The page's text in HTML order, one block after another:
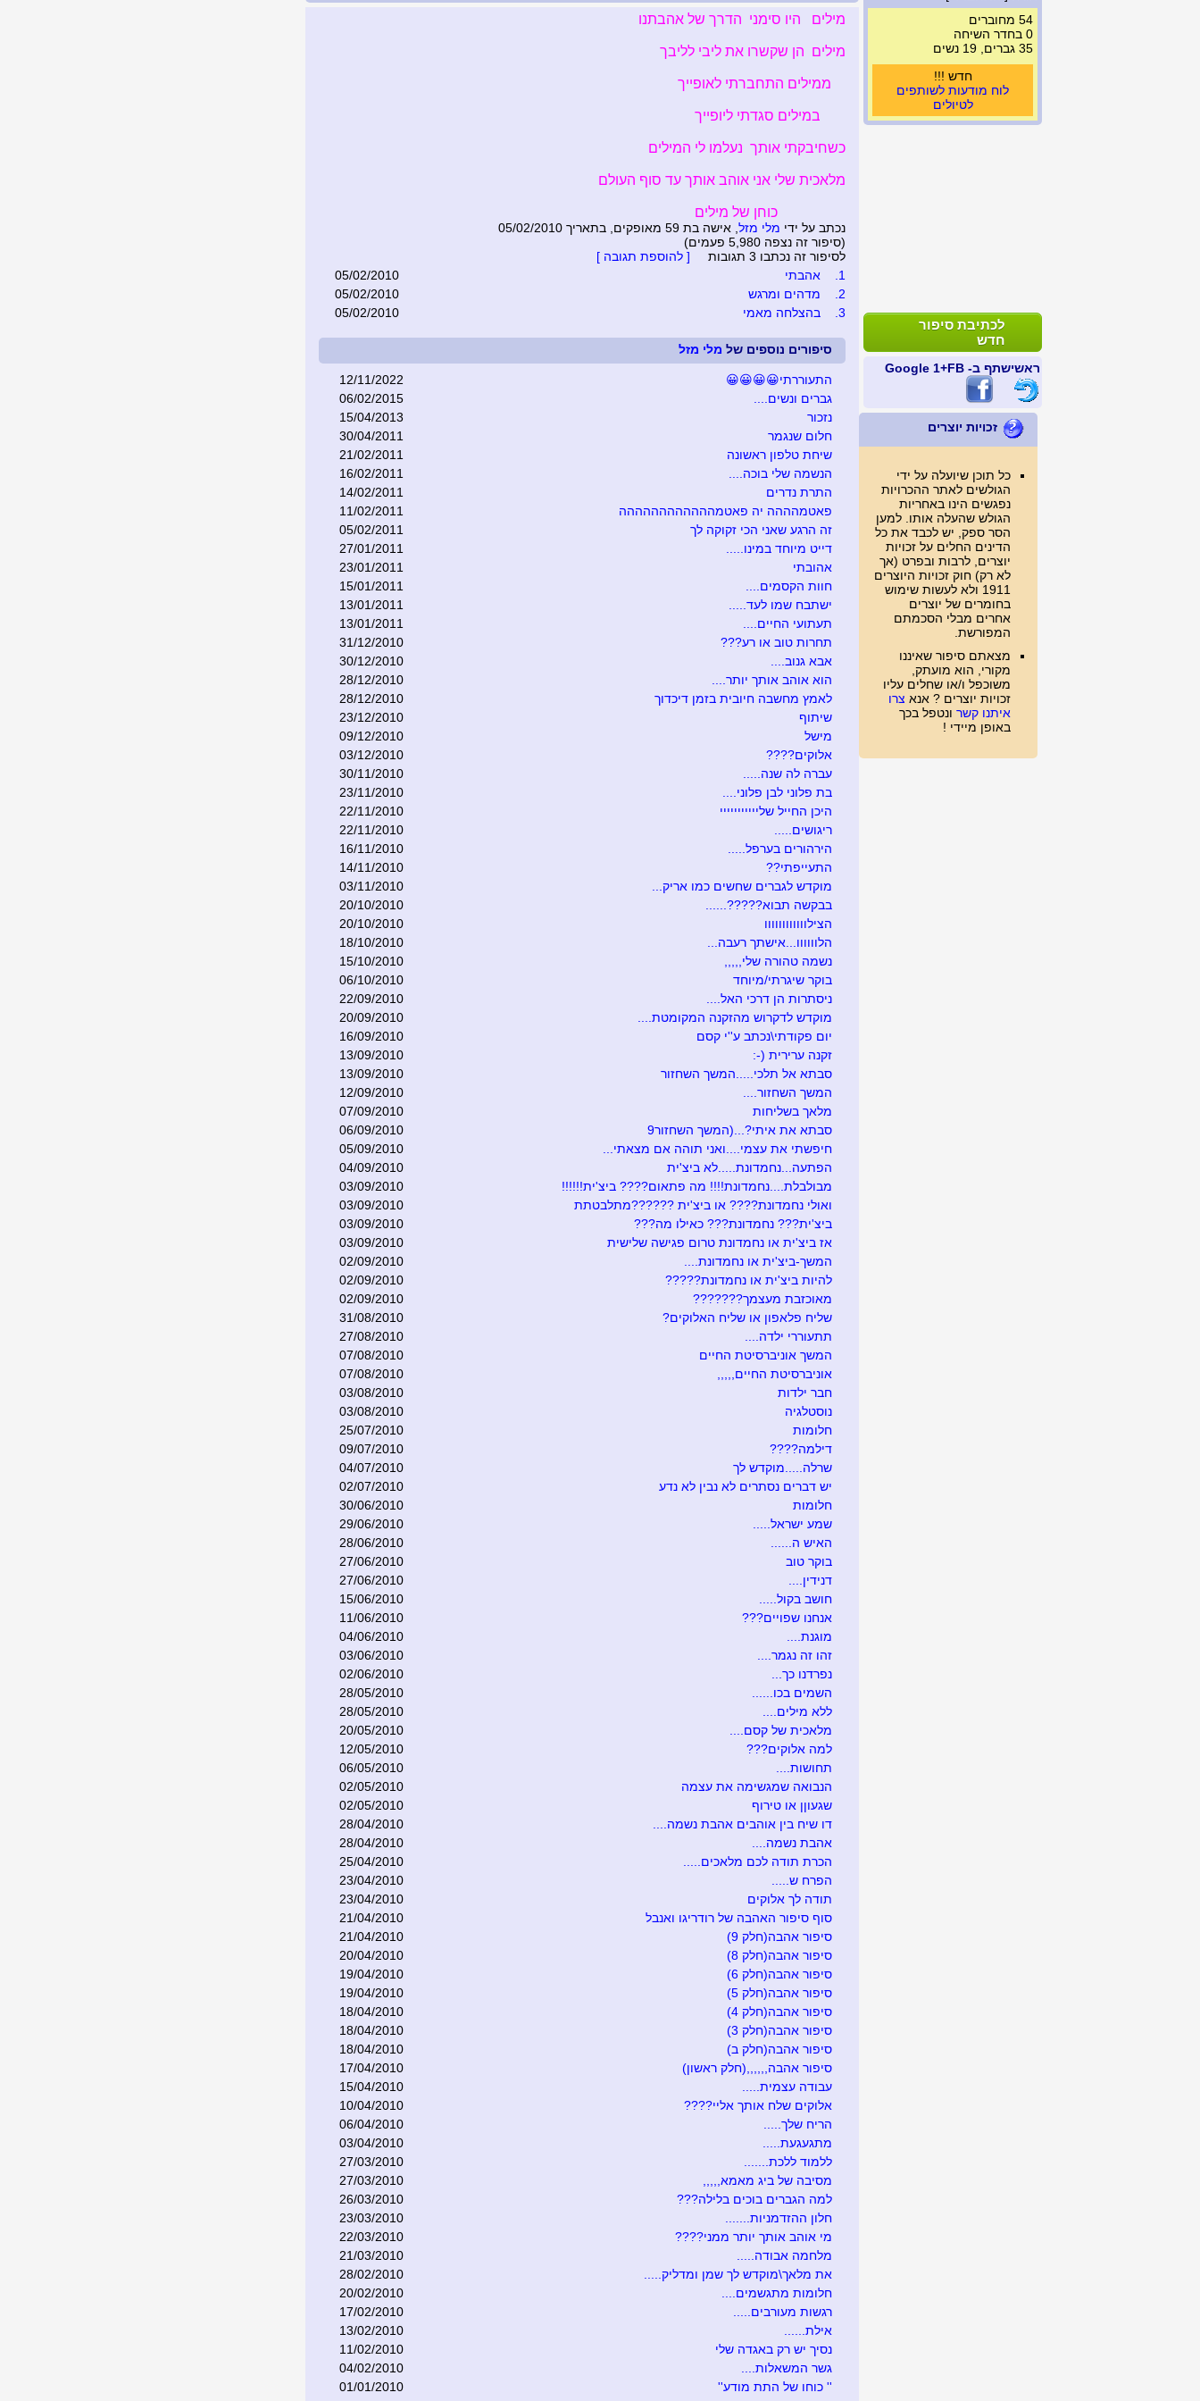
54 מחוברים
0 בחדר השיחה
35 גברים, 19 נשים
חדש !!!
לוח מודעות לשותפים
לטיולים
לכתיבת סיפור
חדש
ראשישתף ב- FB +1 Google
זכויות יוצרים
כל תוכן שיועלה על ידי
הגולשים לאתר ההכרויות
נפגשים הינו באחריות
הגולש שהעלה אותו. למען
הסר ספק, יש לכבד את כל
הדינים החלים על זכויות
יוצרים, לרבות ובפרט (אך
לא רק) חוק זכויות היוצרים
1911 ולא לעשות שימוש
בחומרים של יוצרים
אחרים מבלי הסכמתם
המפורשת.
מצאתם סיפור שאיננו
מקורי, הוא מועתק,
משוכפל ו/או שחלים עליו
זכויות יוצרים ? אנא צרו
איתנו קשר ונטפל בכך
באופן מיידי !
מילים היו סימני הדרך של אהבתנו
מילים הן שקשרו את ליבי לליבך
ממילים התחברתי לאופייך
במילים סגדתי ליופייך
כשחיבקתי אותך נעלמו לי המילים
מלאכית שלי אני אוהב אותך עד סוף העולם
כוחן של מילים
נכתב על ידי מלי מזל , אישה בת 59 מאופקים, בתאריך 05/02/2010
(סיפור זה נצפה 5,980 פעמים)
לסיפור זה נכתבו 3 תגובות
[ להוספת תגובה ]
1.
אהבתי
05/02/2010
2.
מדהים ומרגש
05/02/2010
3.
בהצלחה מאמי 05/02/2010
סיפורים נוספים של מלי מזל
התעוררתי😀😀😀😀
12/11/2022
גברים ונשים....
06/02/2015
נזכור
15/04/2013
חלום שנגמר
30/04/2011
שיחת טלפון ראשונה
21/02/2011
הנשמה שלי בוכה....
16/02/2011
התרת נדרים
14/02/2011
פאטמהההה יה פאטמהההההההההההה
11/02/2011
זה הרגע שאני הכי זקוקה לך
05/02/2011
דייט מיוחד במינו.....
27/01/2011
אהובתי
23/01/2011
חוות הקסמים....
15/01/2011
ישתבח שמו לעד.....
13/01/2011
תעתועי החיים....
13/01/2011
תחרות טוב או רע???
31/12/2010
אבא גנוב....
30/12/2010
הוא אוהב אותך יותר....
28/12/2010
לאמץ מחשבה חיובית בזמן דיכדוך
28/12/2010
שיתוף
23/12/2010
מישל
09/12/2010
אלוקים????
03/12/2010
עברה לה שנה.....
30/11/2010
בת פלוני לבן פלוני....
23/11/2010
היכן החייל שלייייייייייי
22/11/2010
ריגושים.....
22/11/2010
הירהורים בערפל.....
16/11/2010
התעייפתי??
14/11/2010
מוקדש לגברים שחשים כמו אריק...
03/11/2010
בבקשה תבוא?????......
20/10/2010
הצילוווווווווווו
20/10/2010
הלוווווו...אישתך רעבה...
18/10/2010
נשמה טהורה שלי,,,,,
15/10/2010
בוקר שיגרתי/מיוחד
06/10/2010
ניסתרות הן דרכי האל....
22/09/2010
מוקדש לדקרוש מהזקנה המקומטת....
20/09/2010
יום פקודתי\נכתב ע''י קסם
16/09/2010
זקנה ערירית (-:
13/09/2010
סבתא אל תלכי.....המשך השחזור
13/09/2010
המשך השחזור....
12/09/2010
מלאך בשליחות
07/09/2010
סבתא את איתי?...(המשך השחזור9
06/09/2010
חיפשתי את עצמי....ואני תוהה אם מצאתי...
05/09/2010
הפתעה...נחמדונת.....לא ביצ'ית
04/09/2010
מבולבלת....נחמדונת!!!! מה פתאום???? ביצ'ית!!!!!!
03/09/2010
ואולי נחמדונת???? או ביצ'ית ??????מתלבטתת
03/09/2010
ביצ'ית??? נחמדונת??? כאילו מה???
03/09/2010
אז ביצ'ית או נחמדונת טרום פגישה שלישית
03/09/2010
המשך-ביצ'ית או נחמדונת....
02/09/2010
להיות ביצ'ית או נחמדונת?????
02/09/2010
מאוכזבת מעצמך???????
02/09/2010
שליח פלאפון או שליח האלוקים?
31/08/2010
תתעוררי ילדה....
27/08/2010
המשך אוניברסיטת החיים
07/08/2010
אוניברסיטת החיים,,,,,
07/08/2010
חבר ילדות
03/08/2010
נוסטלגיה
03/08/2010
חלומות
25/07/2010
דילמה????
09/07/2010
שרלה.....מוקדש לך
04/07/2010
יש דברים נסתרים לא נבין לא נדע
02/07/2010
חלומות
30/06/2010
שמע ישראל.....
29/06/2010
האיש ה......
28/06/2010
בוקר טוב
27/06/2010
דנידין....
27/06/2010
חושב בקול.....
15/06/2010
אנחנו שפויים???
11/06/2010
מוגנת....
04/06/2010
זהו זה נגמר....
03/06/2010
נפרדנו כך...
02/06/2010
השמים בכו......
28/05/2010
ללא מילים....
28/05/2010
מלאכית של קסם....
20/05/2010
למה אלוקים???
12/05/2010
תחושות....
06/05/2010
הנבואה שמגשימה את עצמה
02/05/2010
שגעוןן או טירוף
02/05/2010
דו שיח בין אוהבים אהבת נשמה....
28/04/2010
אהבת נשמה....
28/04/2010
הכרת תודה לכם מלאכים.....
25/04/2010
הפרח ש.....
23/04/2010
תודה לך אלוקים
23/04/2010
סוף סיפור האהבה של רודריגו ואנבל
21/04/2010
סיפור אהבה(חלק 9)
21/04/2010
סיפור אהבה(חלק 8)
20/04/2010
סיפור אהבה(חלק 6)
19/04/2010
סיפור אהבה(חלק 5)
19/04/2010
סיפור אהבה(חלק 4)
18/04/2010
סיפור אהבה(חלק 3)
18/04/2010
סיפור אהבה(חלק ב)
18/04/2010
סיפור אהבה,,,,,,(חלק ראשון)
17/04/2010
עבודה עצמית.....
15/04/2010
אלוקים שלח אותך אליי????
10/04/2010
הריח שלך.....
06/04/2010
מתגעגעת.....
03/04/2010
ללמוד ללכת.......
27/03/2010
מסיבה של ביג מאמא,,,,,
27/03/2010
למה הגברים בוכים בלילה???
26/03/2010
חלון ההזדמניות.......
23/03/2010
מי אוהב אותך יותר ממני????
22/03/2010
מלחמה אבודה.....
21/03/2010
את מלאך\מוקדש לך שמן ומדליק.....
28/02/2010
חלומות מתגשמים....
20/02/2010
רגשות מעורבים.....
17/02/2010
אילת......
13/02/2010
נסיך יש רק באגדה שלי
11/02/2010
גשר המשאלות....
04/02/2010
'' כוחו של התת מודע''
01/01/2010